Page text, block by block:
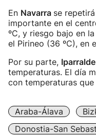
En Navarra se
importante en el
ºC, y riesgo bajo en
el Pirineo (36 ºC), en
Por su parte, Iparralde
temperaturas. El día
con temperaturas
Araba-Álava
Donostia-San